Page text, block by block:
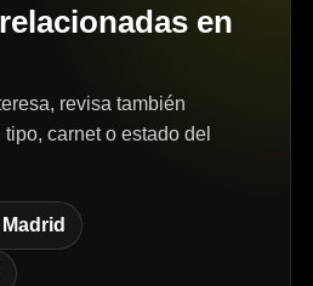
en
revisa también
carnet o estado del